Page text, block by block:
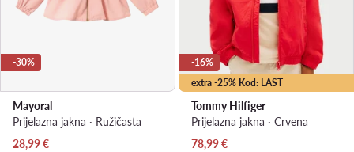
-30%
Mayoral
Prijelazna jakna · Ružičasta
Trenutna cijena
28,99€
extra -25% Kod: LAST
-16%
Tommy Hilfiger
Prijelazna jakna · Crvena
Trenutna cijena
78,99€